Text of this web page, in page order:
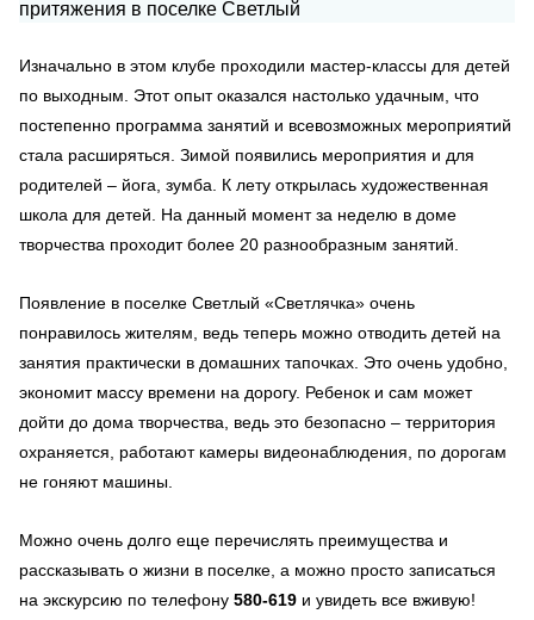
Изначально в этом клубе проходили мастер-классы для детей
по выходным. Этот опыт оказался настолько удачным, что
постепенно программа занятий и всевозможных мероприятий
стала расширяться. Зимой появились мероприятия и для
родителей – йога, зумба. К лету открылась художественная
школа для детей. На данный момент за неделю в доме
творчества проходит более 20 разнообразным занятий.
Появление в поселке Светлый «Светлячка» очень
понравилось жителям, ведь теперь можно отводить детей на
занятия практически в домашних тапочках. Это очень удобно,
экономит массу времени на дорогу. Ребенок и сам может
дойти до дома творчества, ведь это безопасно – территория
охраняется, работают камеры видеонаблюдения, по дорогам
не гоняют машины.
Можно очень долго еще перечислять преимущества и
рассказывать о жизни в поселке, а можно просто записаться
на экскурсию по телефону 580-619 и увидеть все вживую!